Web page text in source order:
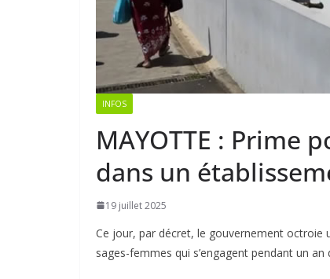
INFOS
MAYOTTE : Prime
dans un
19 juillet 2025
Ce jour, par décret, le gouvernement octroie
sages-femmes qui s’engagent pendant un